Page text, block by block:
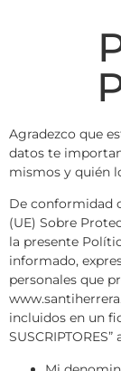
Agradezco que
datos te
mismos y quién
De conformidad
(UE) Sobre
la presente
informado,
personales que
incluidos en un